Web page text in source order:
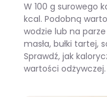
W 100 g surowego
kcal. Podobną
wodzie lub na
masła, bułki tartej,
Sprawdź, jak
wartości odżywczej.